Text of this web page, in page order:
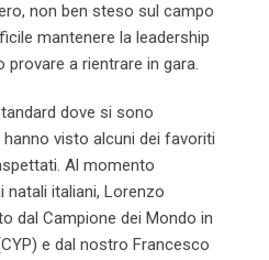
non ben steso sul campo
mantenere la leadership
a rientrare in gara.
dove si sono
visto alcuni dei favoriti
Al momento
natali italiani, Lorenzo
dal Campione dei Mondo in
e dal nostro Francesco